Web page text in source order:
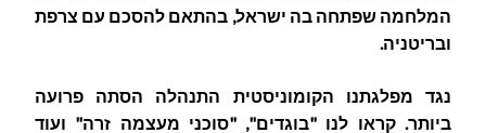
המלחמה שפתחה בה ישראל, בהתאם להסכם עם צרפת
ובריטניה.
נגד מפלגתנו הקומוניסטית התנהלה הסתה פרועה
ביותר. קראו לנו "בוגדים", "סוכני מעצמה זרה" ועוד